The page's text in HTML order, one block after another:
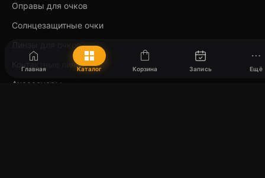
Оправы для очков
Солнцезащитные очки
Линзы для очков
Контактные линзы
Аксессуары
home
Главная
grid_view
Каталог
shopping_bag
Корзина Запись
more_horiz
Ещё